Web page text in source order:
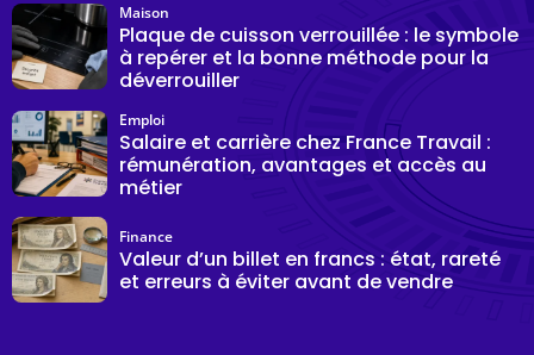
Plaque de cuisson verrouillée : le symbole
à repérer et la bonne méthode pour la
déverrouiller
Maison
Salaire et carrière chez France Travail :
rémunération, avantages et accès au
métier
Emploi
Valeur d’un billet en francs : état, rareté
et erreurs à éviter avant de vendre
Finance